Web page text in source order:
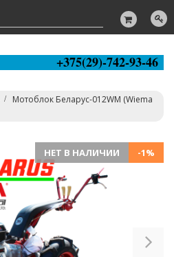
+375(29)-742-93-46
Мотоблок Беларус-012WM (Wiema
НЕТ В НАЛИЧИИ -1%